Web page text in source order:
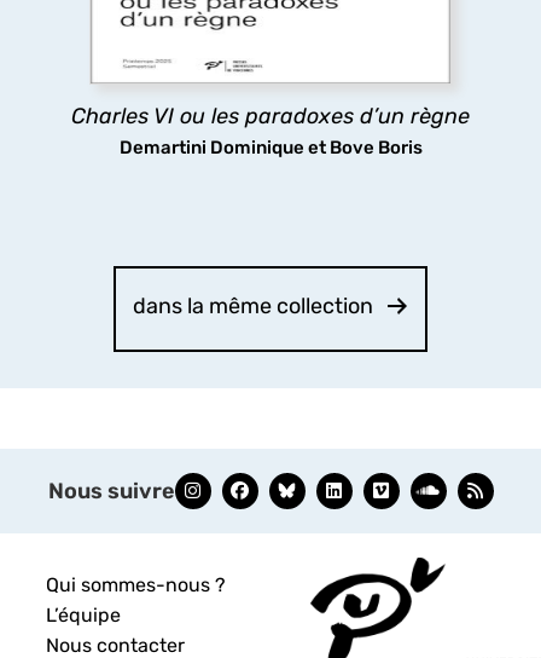
Charles VI ou les paradoxes d’un règne
Demartini Dominique et Bove Boris
sa folie même stimulait la réflexion politique : tels
découvrir
dans la même collection
Nous suivre
Qui sommes-nous ?
L’équipe
Nous contacter